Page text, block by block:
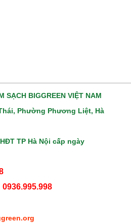
SẠCH BIGGREEN VIỆT NAM
Phường Phương Liệt, Hà
TP Hà Nội cấp ngày
0936.995.998